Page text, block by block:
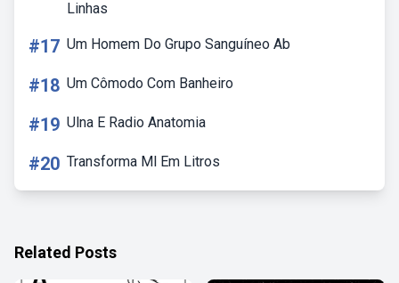
Linhas
#17 Um Homem Do Grupo Sanguíneo Ab
#18 Um Cômodo Com Banheiro
#19 Ulna E Radio Anatomia
#20 Transforma Ml Em Litros
Related Posts